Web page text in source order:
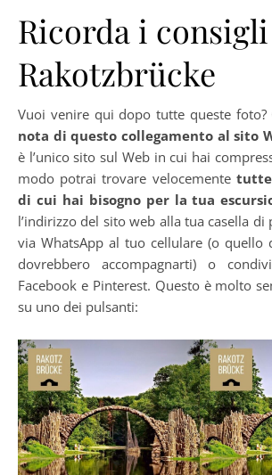
Ricorda i
Rakotzbrücke
Vuoi venire qui dopo tutte queste foto?
nota di questo collegamento al sito
è l’unico sito sul Web in cui hai
modo potrai trovare velocemente
di cui hai bisogno per la tua
l’indirizzo del sito web alla tua casella di
via WhatsApp al tuo cellulare (o quello
dovrebbero accompagnarti) o
Facebook e Pinterest. Questo è molto
su uno dei pulsanti: